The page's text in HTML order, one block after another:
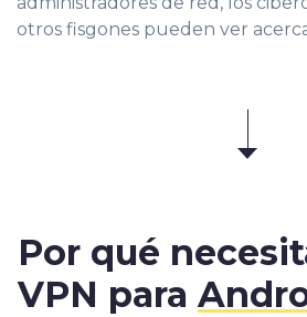
otros fisgones pueden ver
Por qué
VPN para